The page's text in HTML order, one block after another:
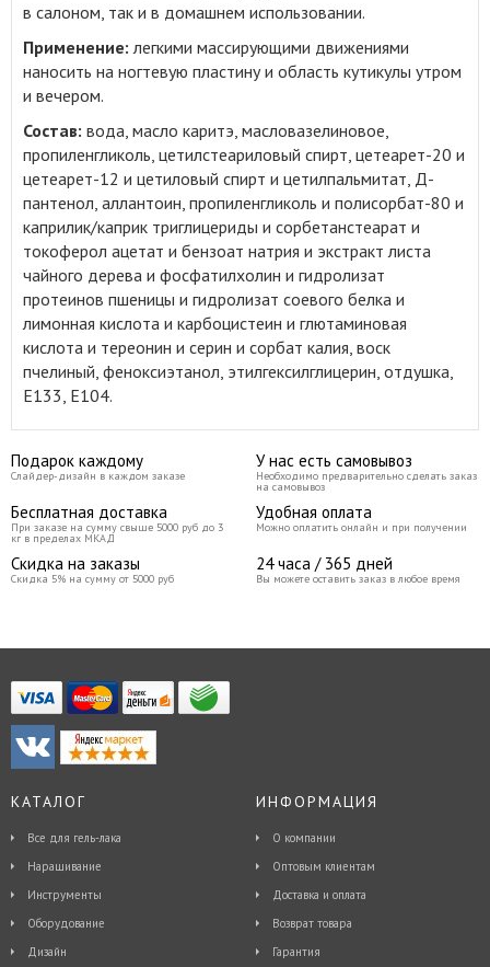
в салоном, так и в домашнем использовании.
Применение: легкими массирующими движениями
наносить на ногтевую пластину и область кутикулы утром
и вечером.
Состав: вода, масло каритэ, масловазелиновое,
пропиленгликоль, цетилстеариловый спирт, цетеарет-20 и
цетеарет-12 и цетиловый спирт и цетилпальмитат, Д-
пантенол, аллантоин, пропиленгликоль и полисорбат-80 и
каприлик/каприк триглицериды и сорбетанстеарат и
токоферол ацетат и бензоат натрия и экстракт листа
чайного дерева и фосфатилхолин и гидролизат
протеинов пшеницы и гидролизат соевого белка и
лимонная кислота и карбоцистеин и глютаминовая
кислота и тереонин и серин и сорбат калия, воск
пчелиный, феноксиэтанол, этилгексилглицерин, отдушка,
Е133, Е104.
Подарок каждому
Слайдер-дизайн в каждом заказе
У нас есть самовывоз
Необходимо предварительно сделать заказ
на самовывоз
Бесплатная доставка
При заказе на сумму свыше 5000 руб до 3
кг в пределах МКАД
Удобная оплата
Можно оплатить онлайн и при получении
Скидка на заказы
Скидка 5% на сумму от 5000 руб
24 часа / 365 дней
Вы можете оставить заказ в любое время
КАТАЛОГ
Все для гель-лака
Наращивание
Инструменты
Оборудование
Дизайн
ИНФОРМАЦИЯ
О компании
Оптовым клиентам
Доставка и оплата
Возврат товара
Гарантия